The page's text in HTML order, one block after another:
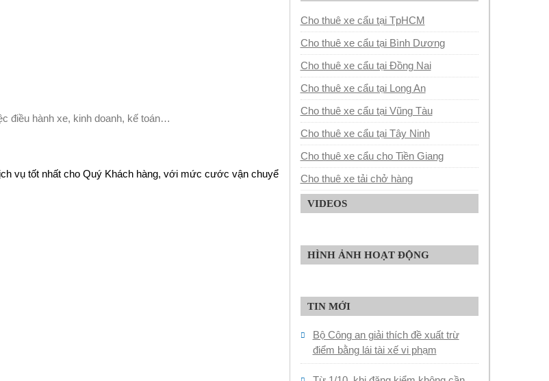
điều hành xe, kinh doanh, kế toán…
vụ tốt nhất cho Quý Khách hàng, với mức cước vận chuyển ưu đãi, cạnh tranh để việc vận chuyển hàng
Cho thuê xe cẩu tại TpHCM
Cho thuê xe cẩu tại Bình Dương
Cho thuê xe cẩu tại Đồng Nai
Cho thuê xe cẩu tại Long An
Cho thuê xe cẩu tại Vũng Tàu
Cho thuê xe cẩu tại Tây Ninh
Cho thuê xe cẩu cho Tiền Giang
Cho thuê xe tải chở hàng
VIDEOS
HÌNH ẢNH HOẠT ĐỘNG
TIN MỚI
Bộ Công an giải thích đề xuất trừ
điểm bằng lái tài xế vi phạm